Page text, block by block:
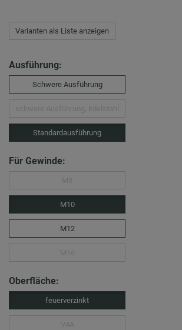
Varianten als Liste anzeigen
Ausführung:
Schwere Ausführung
Standardausführung
Für Gewinde:
M10
M12
Oberfläche:
feuerverzinkt